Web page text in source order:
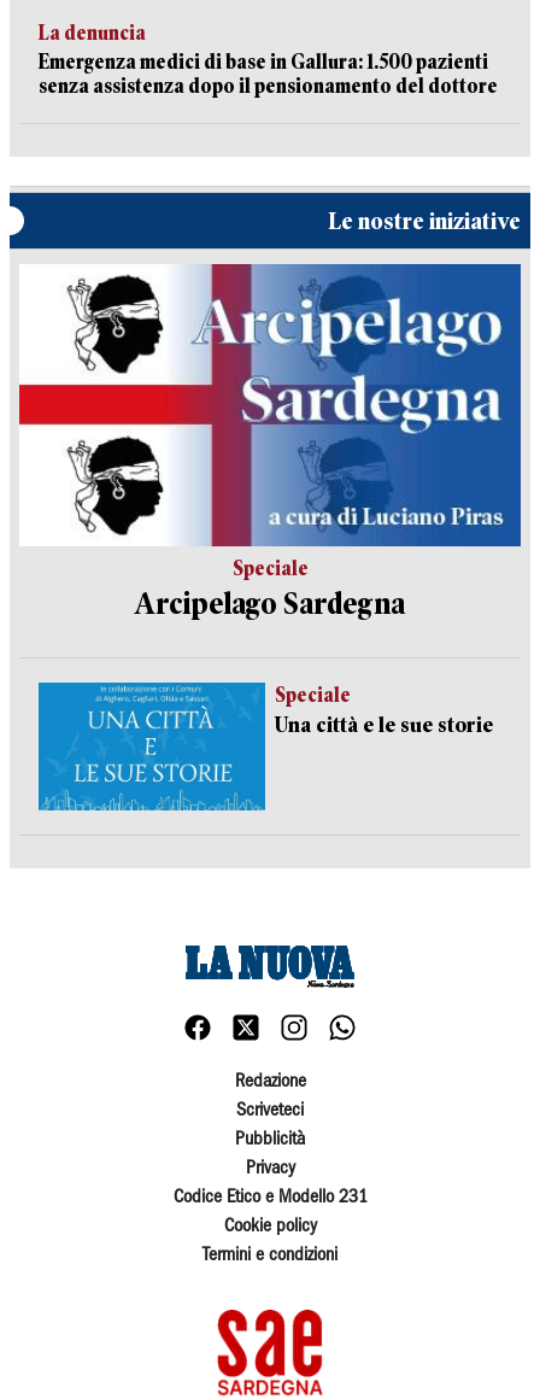
La denuncia
Emergenza medici di base in Gallura: 1.500 pazienti
senza assistenza dopo il pensionamento del dottore
Le nostre iniziative
Speciale
Arcipelago Sardegna
Speciale
Una città e le sue storie
Redazione
Scriveteci
Pubblicità
Privacy
Codice Etico e Modello 231
Cookie policy
Termini e condizioni